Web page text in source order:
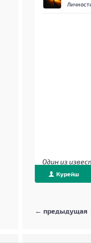
Один из
Курейш
← предыдущая